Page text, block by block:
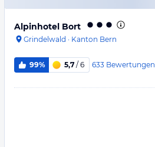
Alpinhotel Bort
Grindelwald · Kanton Bern
99% 5,7 / 6 633 Bewertungen